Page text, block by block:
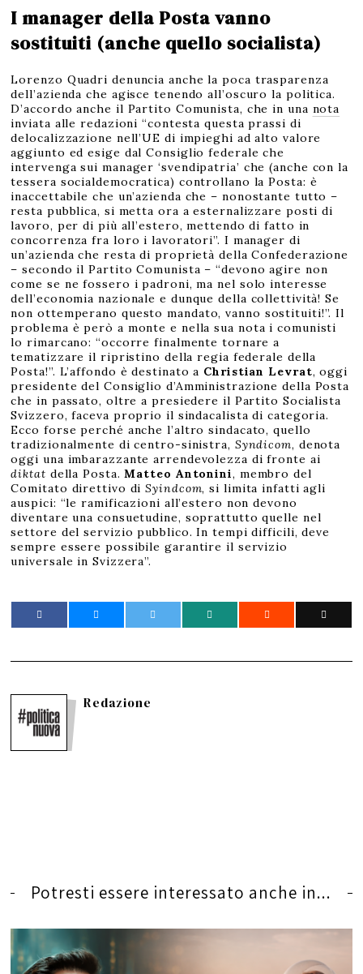
I manager della Posta vanno
sostituiti (anche quello socialista)
Lorenzo Quadri denuncia anche la poca trasparenza
dell’azienda che agisce tenendo all’oscuro la politica.
D’accordo anche il Partito Comunista, che in una nota
inviata alle redazioni “contesta questa prassi di
delocalizzazione nell’UE di impieghi ad alto valore
aggiunto ed esige dal Consiglio federale che
intervenga sui manager ‘svendipatria’ che (anche con la
tessera socialdemocratica) controllano la Posta: è
inaccettabile che un’azienda che – nonostante tutto –
resta pubblica, si metta ora a esternalizzare posti di
lavoro, per di più all’estero, mettendo di fatto in
concorrenza fra loro i lavoratori”. I manager di
un’azienda che resta di proprietà della Confederazione
– secondo il Partito Comunista – “devono agire non
come se ne fossero i padroni, ma nel solo interesse
dell’economia nazionale e dunque della collettività! Se
non ottemperano questo mandato, vanno sostituiti!”. Il
problema è però a monte e nella sua nota i comunisti
lo rimarcano: “occorre finalmente tornare a
tematizzare il ripristino della regia federale della
Posta!”. L’affondo è destinato a Christian Levrat, oggi
presidente del Consiglio d’Amministrazione della Posta
che in passato, oltre a presiedere il Partito Socialista
Svizzero, faceva proprio il sindacalista di categoria.
Ecco forse perché anche l’altro sindacato, quello
tradizionalmente di centro-sinistra, Syndicom, denota
oggi una imbarazzante arrendevolezza di fronte ai
diktat della Posta.Matteo Antonini, membro del
Comitato direttivo diSyindcom, si limita infatti agli
auspici: “le ramificazioni all’estero non devono
diventare una consuetudine, soprattutto quelle nel
settore del servizio pubblico. In tempi difficili, deve
sempre essere possibile garantire il servizio
universale in Svizzera”.
Redazione
Potresti essere interessato anche in...